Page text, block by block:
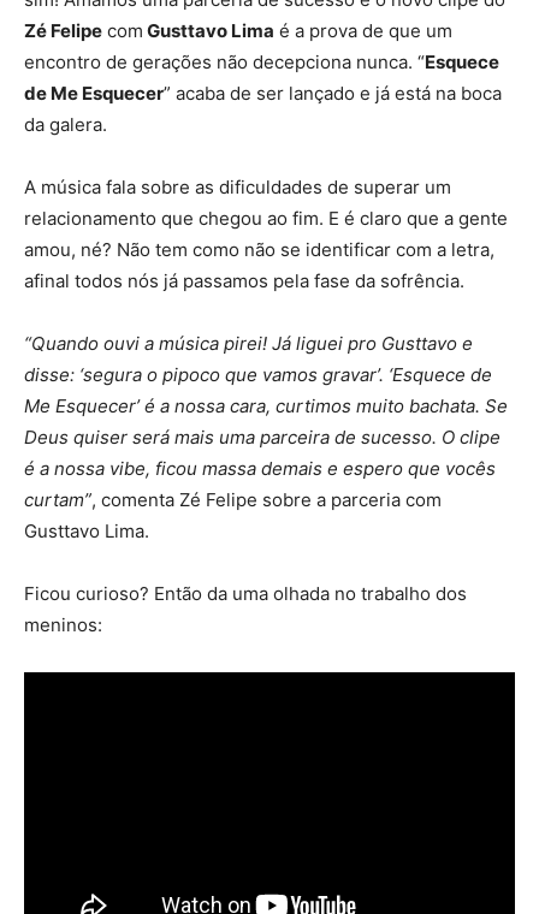
Zé Felipe com Gusttavo Lima é a prova de que um
encontro de gerações não decepciona nunca. “Esquece
de Me Esquecer” acaba de ser lançado e já está na boca
da galera.
A música fala sobre as dificuldades de superar um
relacionamento que chegou ao fim. E é claro que a gente
amou, né? Não tem como não se identificar com a letra,
afinal todos nós já passamos pela fase da sofrência.
“Quando ouvi a música pirei! Já liguei pro Gusttavo e
disse: ‘segura o pipoco que vamos gravar’. ‘Esquece de
Me Esquecer’ é a nossa cara, curtimos muito bachata. Se
Deus quiser será mais uma parceira de sucesso. O clipe
é a nossa vibe, ficou massa demais e espero que vocês
curtam”, comenta Zé Felipe sobre a parceria com
Gusttavo Lima.
Ficou curioso? Então da uma olhada no trabalho dos
meninos: